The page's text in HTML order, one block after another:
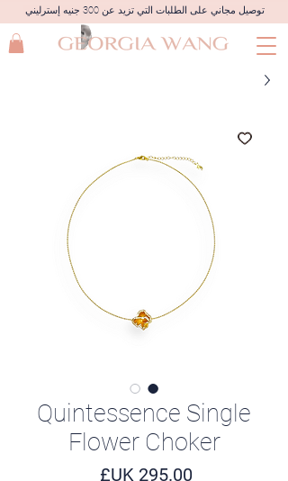
توصيل مجاني على الطلبات التي تزيد عن 300 جنيه إسترليني
Quintessence Single
Flower Choker
السعر